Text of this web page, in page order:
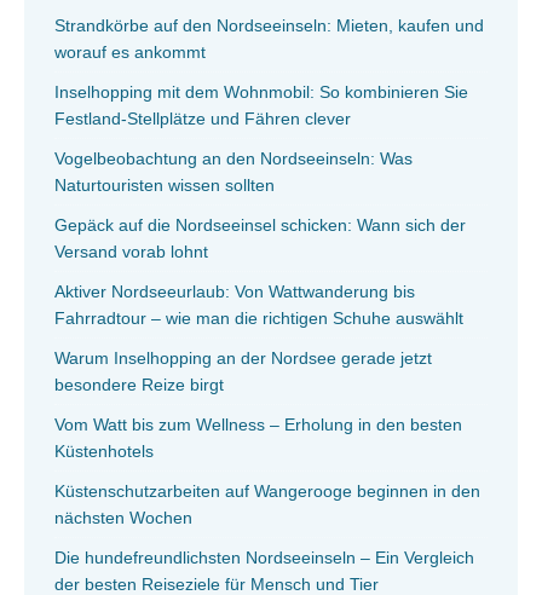
Strandkörbe auf den Nordseeinseln: Mieten, kaufen und
worauf es ankommt
Inselhopping mit dem Wohnmobil: So kombinieren Sie
Festland-Stellplätze und Fähren clever
Vogelbeobachtung an den Nordseeinseln: Was
Naturtouristen wissen sollten
Gepäck auf die Nordseeinsel schicken: Wann sich der
Versand vorab lohnt
Aktiver Nordseeurlaub: Von Wattwanderung bis
Fahrradtour – wie man die richtigen Schuhe auswählt
Warum Inselhopping an der Nordsee gerade jetzt
besondere Reize birgt
Vom Watt bis zum Wellness – Erholung in den besten
Küstenhotels
Küstenschutzarbeiten auf Wangerooge beginnen in den
nächsten Wochen
Die hundefreundlichsten Nordseeinseln – Ein Vergleich
der besten Reiseziele für Mensch und Tier